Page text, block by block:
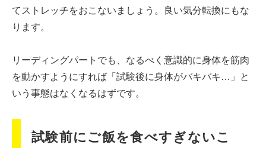
てストレッチをおこないましょう。良い気分転換にもな
ります。
リーディングパートでも、なるべく意識的に身体を筋肉
を動かすようにすれば「試験後に身体がバキバキ…」と
いう事態はなくなるはずです。
試験前にご飯を食べすぎないこ